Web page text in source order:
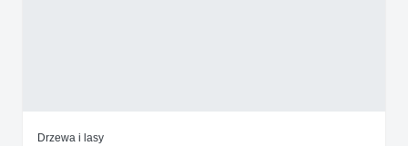
Drzewa i lasy